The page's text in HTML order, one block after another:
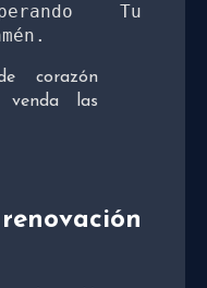
Tu
corazón
venda las